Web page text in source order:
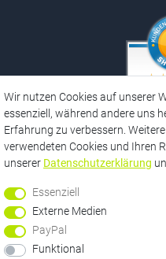
aus
* Informationen zu unseren
**
Unabhängig von einem
Wir nutzen Cookies auf unserer
essenziell, während andere uns
Erfahrung zu verbessern.
verwendeten Cookies und Ihren
unserer Daten­schutz­erklärung
Essenziell
Externe Medien
PayPal
Funktional